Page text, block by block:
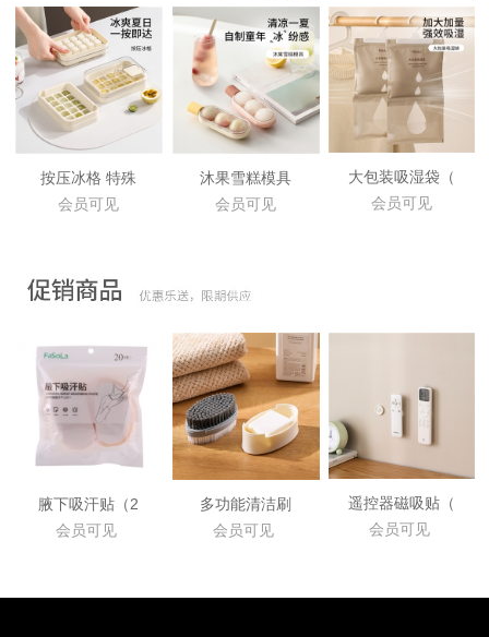
按压冰格 特殊
会员可见
沐果雪糕模具
会员可见
大包装吸湿袋（
会员可见
腋下吸汗贴（2
会员可见
多功能清洁刷
会员可见
遥控器磁吸贴（
会员可见